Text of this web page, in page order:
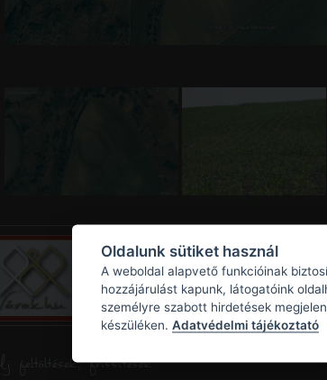
Új feltöltések, frissítések
Oldalunk sütiket használ
A weboldal alapvető funkcióinak
hozzájárulást kapunk, látogatóink
személyre szabott hirdetések
készüléken. Adatvédelmi tájékoztató